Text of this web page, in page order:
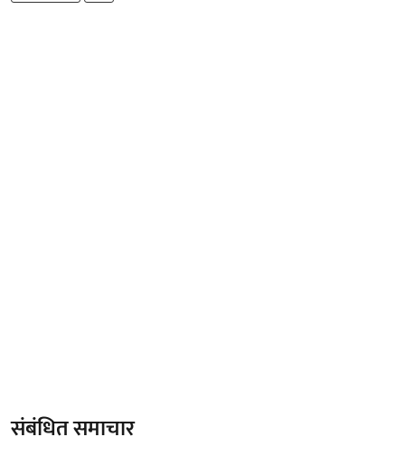
संबंधित समाचार